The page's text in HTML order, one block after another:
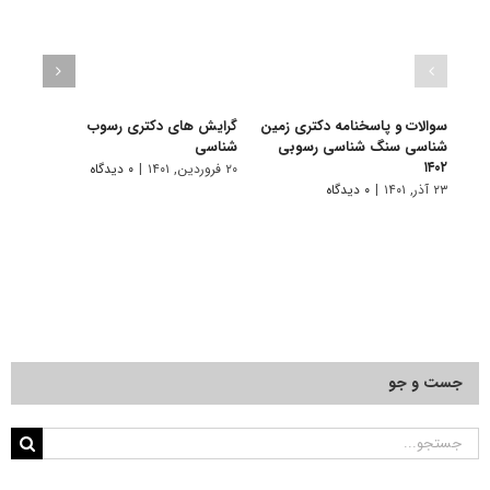
سوالات و پاسخنامه دکتری زمین
شناسی سنگ شناسی رسوبی
۱۴۰۲
۲۳ آذر, ۱۴۰۱ | ۰ دیدگاه
گرایش های دکتری رسوب
شناسی
۲۰ فروردین, ۱۴۰۱ | ۰ دیدگاه
جست و جو
جستجو